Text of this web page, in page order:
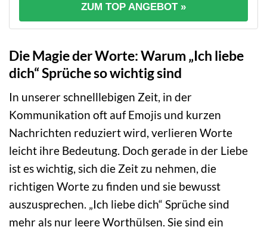
ZUM TOP ANGEBOT »
Die Magie der Worte: Warum „Ich liebe
dich“ Sprüche so wichtig sind
In unserer schnelllebigen Zeit, in der
Kommunikation oft auf Emojis und kurzen
Nachrichten reduziert wird, verlieren Worte
leicht ihre Bedeutung. Doch gerade in der Liebe
ist es wichtig, sich die Zeit zu nehmen, die
richtigen Worte zu finden und sie bewusst
auszusprechen. „Ich liebe dich“ Sprüche sind
mehr als nur leere Worthülsen. Sie sind ein